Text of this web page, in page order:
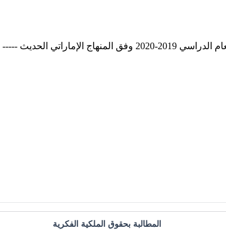
بالنجاح والتفوق.
المطالبة بحقوق الملكية الفكرية